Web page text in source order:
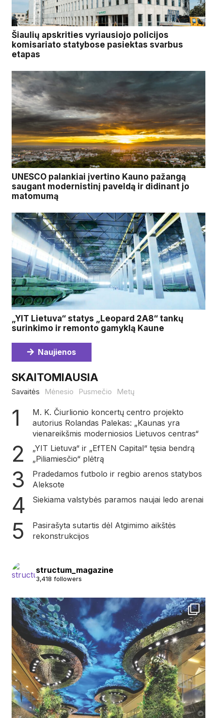
Šiaulių apskrities vyriausiojo policijos
komisariato statybose pasiektas svarbus
etapas
UNESCO palankiai įvertino Kauno pažangą
saugant modernistinį paveldą ir didinant jo
matomumą
„YIT Lietuva“ statys „Leopard 2A8“ tankų
surinkimo ir remonto gamyklą Kaune
Naujienos
SKAITOMIAUSIA
Savaitės Mėnesio Pusmečio Metų
M. K. Čiurlionio koncertų centro projekto
autorius Rolandas Palekas: „Kaunas yra
vienareikšmis moderniosios Lietuvos centras“
„YIT Lietuva“ ir „EfTEN Capital“ tęsia bendrą
„Piliamiesčio“ plėtrą
Pradedamos futbolo ir regbio arenos statybos
Aleksote
Siekiama valstybės paramos naujai ledo arenai
Pasirašyta sutartis dėl Atgimimo aikštės
rekonstrukcijos
structum_magazine
3,418 followers